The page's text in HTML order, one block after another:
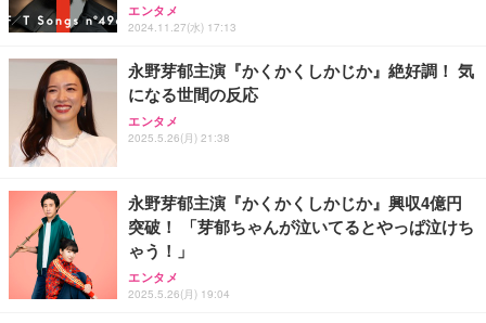
エンタメ
2024.11.27(水) 17:13
永野芽郁主演『かくかくしかじか』絶好調！ 気
になる世間の反応
エンタメ
2025.5.26(月) 21:38
永野芽郁主演『かくかくしかじか』興収4億円
突破！ 「芽郁ちゃんが泣いてるとやっぱ泣けち
ゃう！」
エンタメ
2025.5.26(月) 19:04